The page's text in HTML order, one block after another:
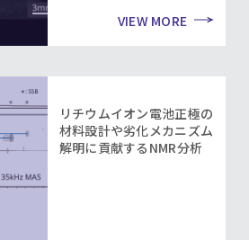
VIEW MORE
リチウムイオン電池正極の
材料設計や劣化メカニズム
解明に貢献するNMR分析